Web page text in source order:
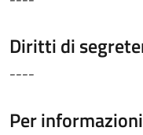
Diritti di
----
Per informazioni